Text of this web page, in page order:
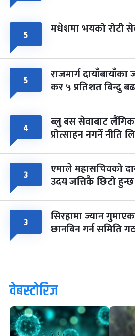
५ मधेशमा भयको रोटी
५ राजमार्ग
कर ५ प्रतिशत बिन्दु
४ ब्लु बस सेवाबाट
प्रोत्साहन नगर्ने नीति
३ एमाले महासचिवको
उदय जत्तिकै छिटो हुन्छ
३ सिरहामा ज्यान
छानबिन गर्न समिति
वेबस्टोरिज